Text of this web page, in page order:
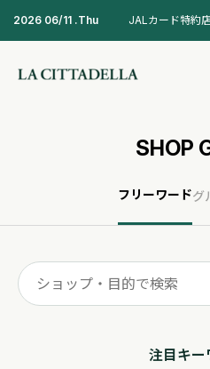
2026 06/11 .Thu JALカード特約
SHOP
フリーワードグ
注目キー